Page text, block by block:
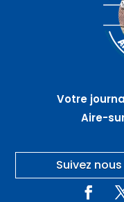
Votre
Aire-
Suivez